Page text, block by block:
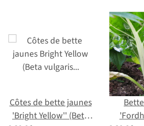
Côtes de bette jaunes
'Bright Yellow'' (Beta